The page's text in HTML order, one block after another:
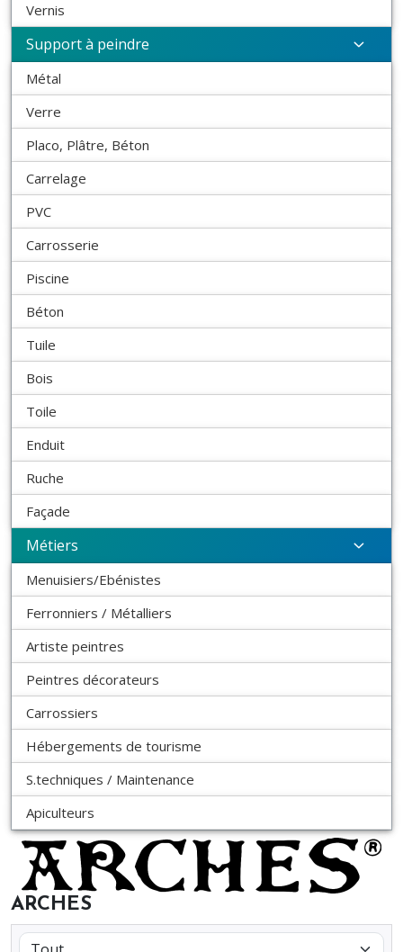
Vernis
Support à peindre
Métal
Verre
Placo, Plâtre, Béton
Carrelage
PVC
Carrosserie
Piscine
Béton
Tuile
Bois
Toile
Enduit
Ruche
Façade
Métiers
Menuisiers/Ebénistes
Ferronniers / Métalliers
Artiste peintres
Peintres décorateurs
Carrossiers
Hébergements de tourisme
S.techniques / Maintenance
Apiculteurs
ARCHES